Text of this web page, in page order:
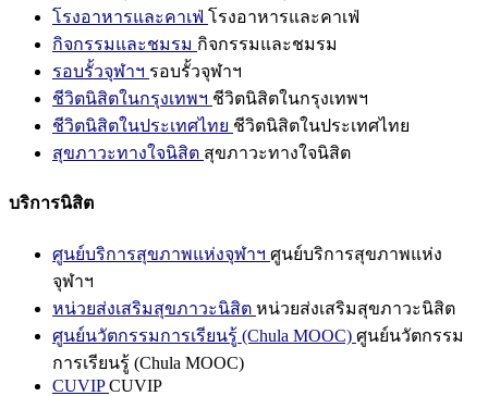
โรงอาหารและคาเฟ่ โรงอาหารและคาเฟ่
กิจกรรมและชมรม กิจกรรมและชมรม
รอบรั้วจุฬาฯ รอบรั้วจุฬาฯ
ชีวิตนิสิตในกรุงเทพฯ ชีวิตนิสิตในกรุงเทพฯ
ชีวิตนิสิตในประเทศไทย ชีวิตนิสิตในประเทศไทย
สุขภาวะทางใจนิสิต สุขภาวะทางใจนิสิต
บริการนิสิต
ศูนย์บริการสุขภาพแห่งจุฬาฯ ศูนย์บริการสุขภาพแห่ง
จุฬาฯ
หน่วยส่งเสริมสุขภาวะนิสิต หน่วยส่งเสริมสุขภาวะนิสิต
ศูนย์นวัตกรรมการเรียนรู้ (Chula MOOC) ศูนย์นวัตกรรม
การเรียนรู้ (Chula MOOC)
CUVIPCUVIP